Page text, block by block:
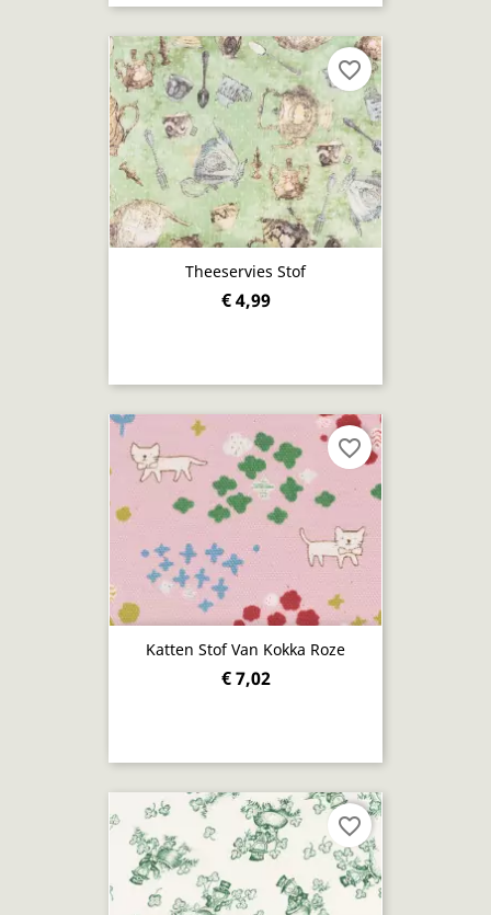
Theeservies Stof
€ 4,99
favorite_border
Katten Stof Van Kokka Roze
€ 7,02
favorite_border
favorite_border